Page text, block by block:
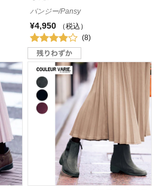
パンジー/Pansy
¥4,950
（税込）
(8)